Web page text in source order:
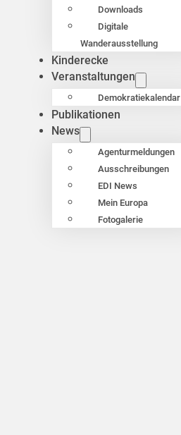
Downloads
Digitale
Wanderausstellung
Kinderecke
Veranstaltungen
Demokratiekalendar
Publikationen
News
Agenturmeldungen
Ausschreibungen
EDI News
Mein Europa
Fotogalerie